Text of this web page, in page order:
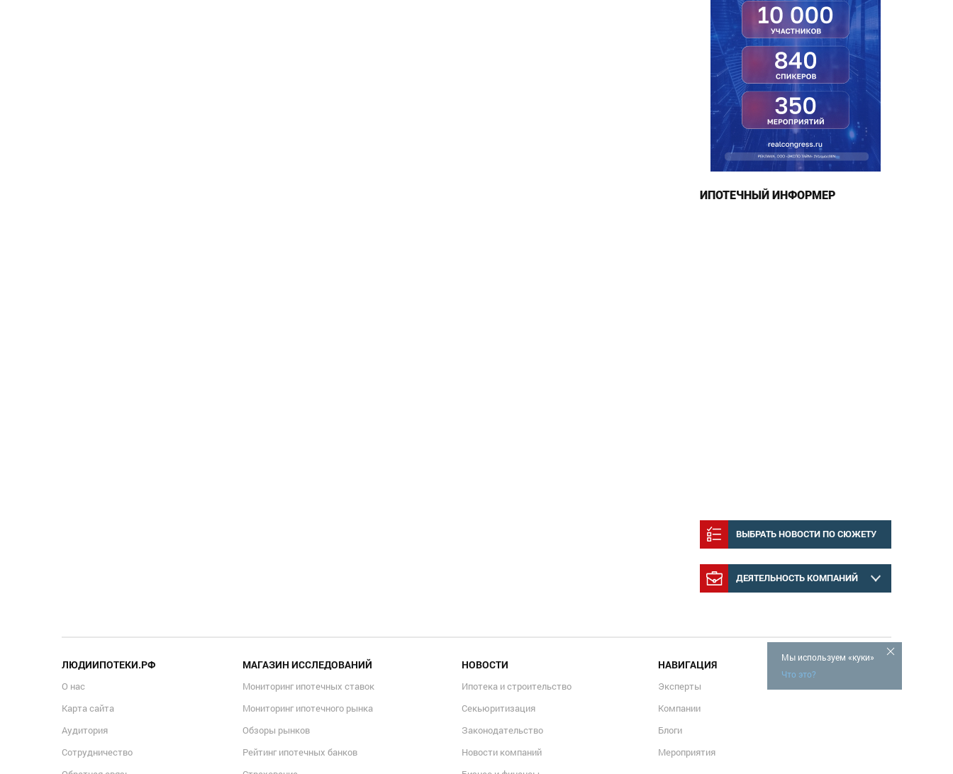
ИПОТЕЧНЫЙ ИНФОРМЕР
ВЫБРАТЬ НОВОСТИ ПО СЮЖЕТУ
ДЕЯТЕЛЬНОСТЬ КОМПАНИЙ
Мы используем «куки»
Что это?
ЛЮДИИПОТЕКИ.РФ
О нас
Карта сайта
Аудитория
Сотрудничество
МАГАЗИН ИССЛЕДОВАНИЙ
Мониторинг ипотечных ставок
Мониторинг ипотечного рынка
Обзоры рынков
Рейтинг ипотечных банков
НОВОСТИ
Ипотека и строительство
Секьюритизация
Законодательство
Новости компаний
НАВИГАЦИЯ
Эксперты
Компании
Блоги
Мероприятия